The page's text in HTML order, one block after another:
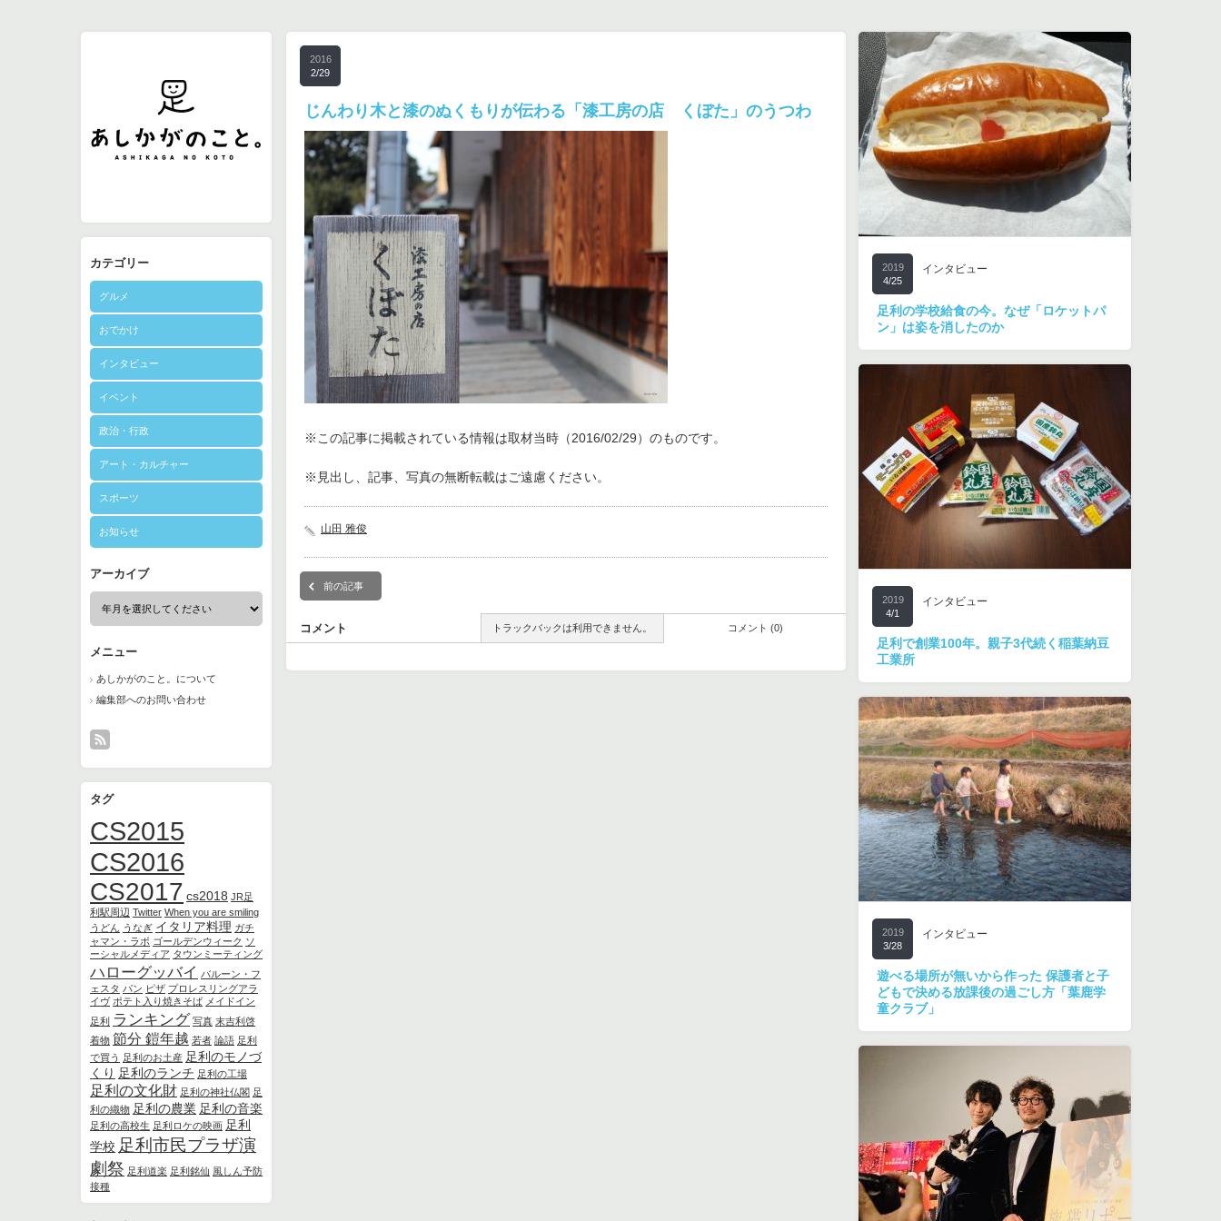
カテゴリー
グルメ
おでかけ
インタビュー
イベント
政治・行政
アート・カルチャー
スポーツ
お知らせ
アーカイブ
メニュー
あしかがのこと。について
編集部へのお問い合わせ
タグ
CS2015
CS2016
CS2017 cs2018 JR足
利駅周辺 Twitter When you are smiling
うどん うなぎ イタリア料理 ガチ
ャマン・ラボ ゴールデンウィーク ソ
ーシャルメディア タウンミーティング
ハローグッバイ バルーン・フ
ェスタ パン ピザ プロレスリングアラ
イヴ ポテト入り焼きそば メイドイン
足利 ランキング 写真 末吉利啓
着物 節分 鎧年越 若者 論語 足利
で買う 足利のお土産 足利のモノづ
くり 足利のランチ 足利の工場
足利の文化財 足利の神社仏閣 足
利の織物 足利の農業 足利の音楽
足利の高校生 足利ロケの映画 足利
学校 足利市民プラザ演
劇祭 足利道楽 足利銘仙 風しん予防
接種
2016
2/29
じんわり木と漆のぬくもりが伝わる「漆工房の店 くぼた」のうつわ
※この記事に掲載されている情報は取材当時（2016/02/29）のものです。
※見出し、記事、写真の無断転載はご遠慮ください。
山田 雅俊
前の記事
コメント トラックバックは利用できません。 コメント (0)
2019
4/25
インタビュー
足利の学校給食の今。なぜ「ロケットパ
ン」は姿を消したのか
2019
4/1
インタビュー
足利で創業100年。親子3代続く稲葉納豆
工業所
2019
3/28
インタビュー
遊べる場所が無いから作った 保護者と子
どもで決める放課後の過ごし方「葉鹿学
童クラブ」